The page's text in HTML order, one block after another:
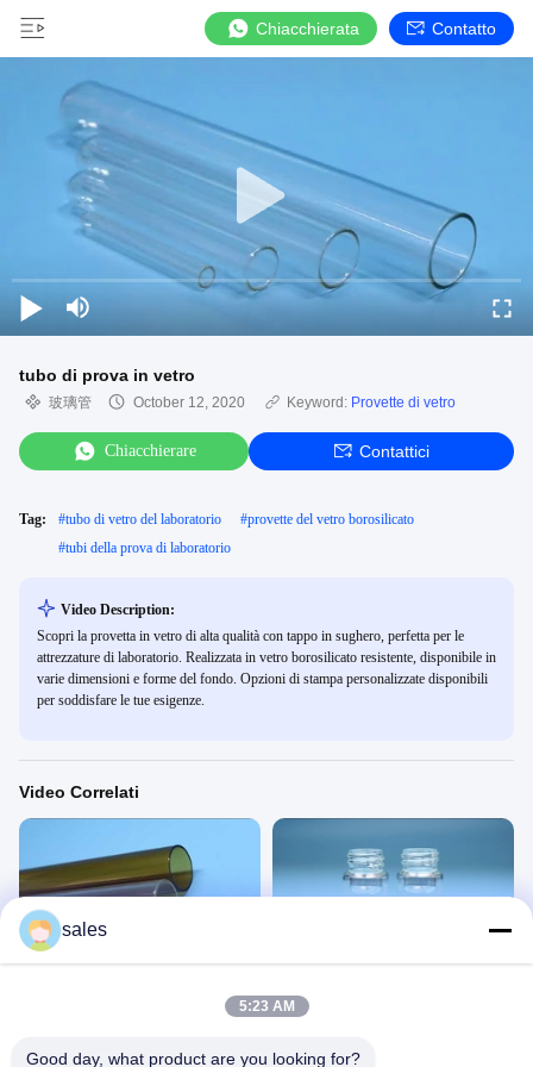
Chiacchierata Contatto
tubo di prova in vetro
玻璃管 October 12, 2020 Keyword: Provette di vetro
Chiacchierare Contattici
Tag: #tubo di vetro del laboratorio #provette del vetro borosilicato
#tubi della prova di laboratorio
Video Description:
Scopri la provetta in vetro di alta qualità con tappo in sughero, perfetta per le
attrezzature di laboratorio. Realizzata in vetro borosilicato resistente, disponibile in
varie dimensioni e forme del fondo. Opzioni di stampa personalizzate disponibili
per soddisfare le tue esigenze.
Video Correlati
玻璃瓶
June 29, 2020
sales
5:23 AM
Good day, what product are you looking for?